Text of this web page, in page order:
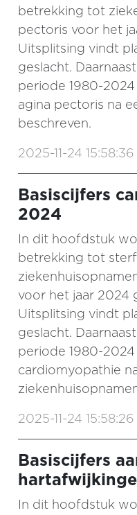
betrekking tot
pectoris voor het
Uitsplitsing vindt
geslacht.
periode 1980-
agina pectoris na
beschreven.
2025-11-24 15:58:36
Basiscijfers
2024
In dit hoofdstuk
betrekking tot
voor het jaar 2024
Uitsplitsing vindt
geslacht.
periode 1980-
cardiomyopathie
2025-11-24 15:58:26
Basiscijfers
In dit hoofdstuk